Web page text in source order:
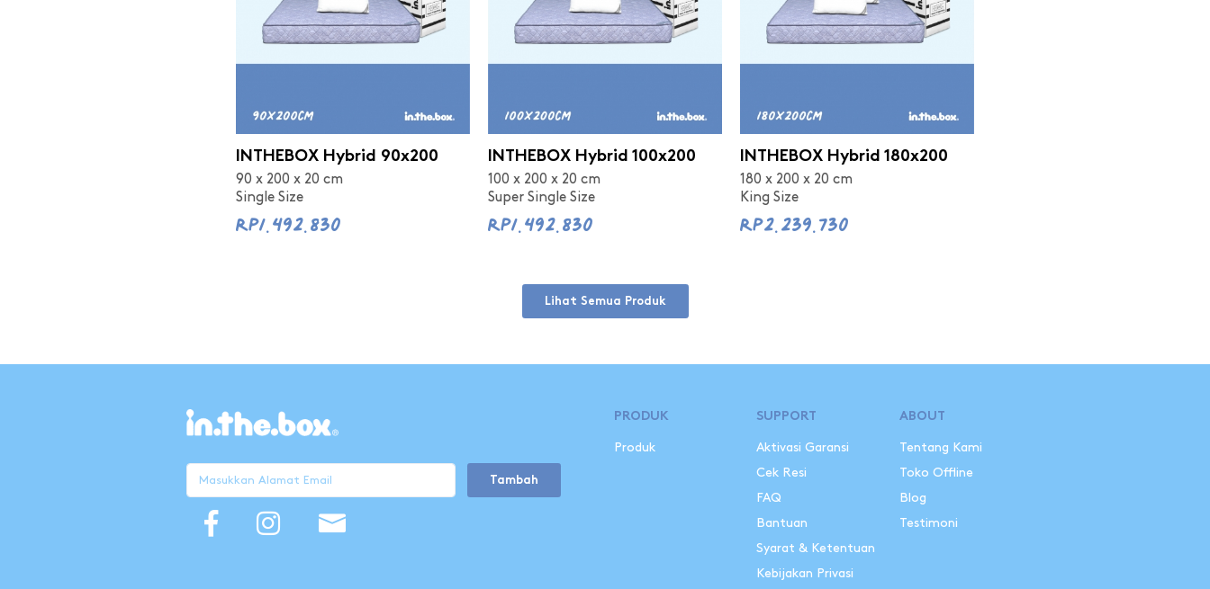
INTHEBOX Hybrid 90x200
90 x 200 x 20 cm
Single Size
Rp1.492.830
INTHEBOX Hybrid 100x200
100 x 200 x 20 cm
Super Single Size
Rp1.492.830
INTHEBOX Hybrid 180x200
180 x 200 x 20 cm
King Size
Rp2.239.730
Lihat Semua Produk
Tambah
PRODUK
Produk
SUPPORT
Aktivasi Garansi
Cek Resi
FAQ
Bantuan
Syarat & Ketentuan
Kebijakan Privasi
ABOUT
Tentang Kami
Toko Offline
Blog
Testimoni